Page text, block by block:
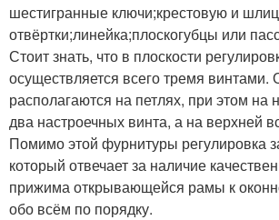
шестигранные ключи;крестовую и
отвёртки;линейка;плоскогубцы или
Стоит знать, что в плоскости
осуществляется всего тремя винтами.
располагаются на петлях, при этом на
два настроечных винта, а на верхней
Помимо этой фурнитуры регулировка
который отвечает за наличие
прижима открывающейся рамы к
обо всём по порядку.